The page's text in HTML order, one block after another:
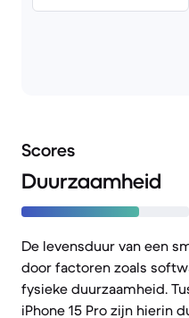
Scores
Duurzaamheid
De levensduur van een
door factoren zoals
fysieke duurzaamheid.
iPhone 15 Pro zijn hierin